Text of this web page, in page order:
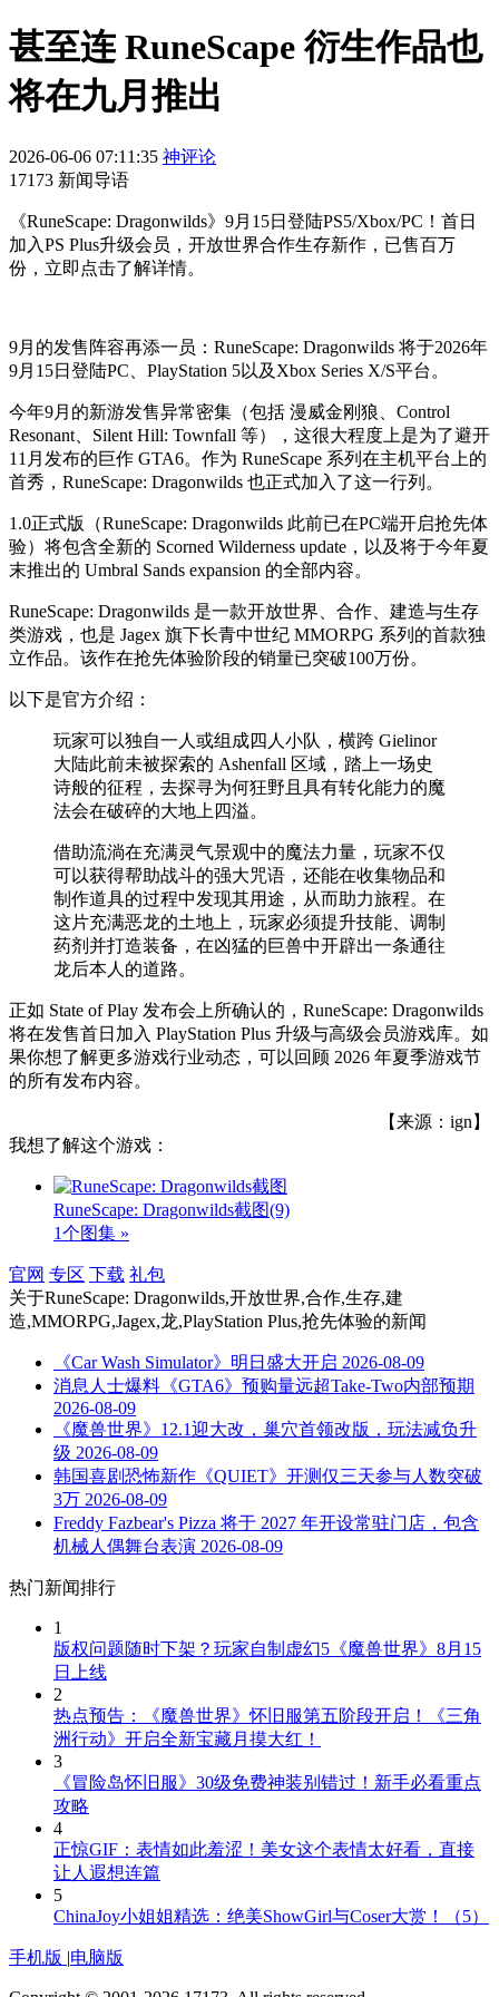
甚至连 RuneScape 衍生作品也
将在九月推出
2026-06-06 07:11:35 神评论
17173 新闻导语
《RuneScape: Dragonwilds》9月15日登陆PS5/Xbox/PC！首日
加入PS Plus升级会员，开放世界合作生存新作，已售百万
份，立即点击了解详情。
9月的发售阵容再添一员：RuneScape: Dragonwilds 将于2026年
9月15日登陆PC、PlayStation 5以及Xbox Series X/S平台。
今年9月的新游发售异常密集（包括 漫威金刚狼、Control
Resonant、Silent Hill: Townfall 等），这很大程度上是为了避开
11月发布的巨作 GTA6。作为 RuneScape 系列在主机平台上的
首秀，RuneScape: Dragonwilds 也正式加入了这一行列。
1.0正式版（RuneScape: Dragonwilds 此前已在PC端开启抢先体
验）将包含全新的 Scorned Wilderness update，以及将于今年夏
末推出的 Umbral Sands expansion 的全部内容。
RuneScape: Dragonwilds 是一款开放世界、合作、建造与生存
类游戏，也是 Jagex 旗下长青中世纪 MMORPG 系列的首款独
立作品。该作在抢先体验阶段的销量已突破100万份。
以下是官方介绍：
玩家可以独自一人或组成四人小队，横跨 Gielinor
大陆此前未被探索的 Ashenfall 区域，踏上一场史
诗般的征程，去探寻为何狂野且具有转化能力的魔
法会在破碎的大地上四溢。
借助流淌在充满灵气景观中的魔法力量，玩家不仅
可以获得帮助战斗的强大咒语，还能在收集物品和
制作道具的过程中发现其用途，从而助力旅程。在
这片充满恶龙的土地上，玩家必须提升技能、调制
药剂并打造装备，在凶猛的巨兽中开辟出一条通往
龙后本人的道路。
正如 State of Play 发布会上所确认的，RuneScape: Dragonwilds
将在发售首日加入 PlayStation Plus 升级与高级会员游戏库。如
果你想了解更多游戏行业动态，可以回顾 2026 年夏季游戏节
的所有发布内容。
【来源：ign】
我想了解这个游戏：
RuneScape: Dragonwilds截图(9)
1个图集 »
官网 专区 下载 礼包
关于RuneScape: Dragonwilds,开放世界,合作,生存,建
造,MMORPG,Jagex,龙,PlayStation Plus,抢先体验的新闻
《Car Wash Simulator》明日盛大开启 2026-08-09
消息人士爆料《GTA6》预购量远超Take-Two内部预期
2026-08-09
《魔兽世界》12.1迎大改，巢穴首领改版，玩法减负升
级 2026-08-09
韩国喜剧恐怖新作《QUIET》开测仅三天参与人数突破
3万 2026-08-09
Freddy Fazbear's Pizza 将于 2027 年开设常驻门店，包含
机械人偶舞台表演 2026-08-09
热门新闻排行
1
版权问题随时下架？玩家自制虚幻5《魔兽世界》8月15
日上线
2
热点预告：《魔兽世界》怀旧服第五阶段开启！《三角
洲行动》开启全新宝藏月摸大红！
3
《冒险岛怀旧服》30级免费神装别错过！新手必看重点
攻略
4
正惊GIF：表情如此羞涩！美女这个表情太好看，直接
让人遐想连篇
5
ChinaJoy小姐姐精选：绝美ShowGirl与Coser大赏！（5）
手机版 |电脑版